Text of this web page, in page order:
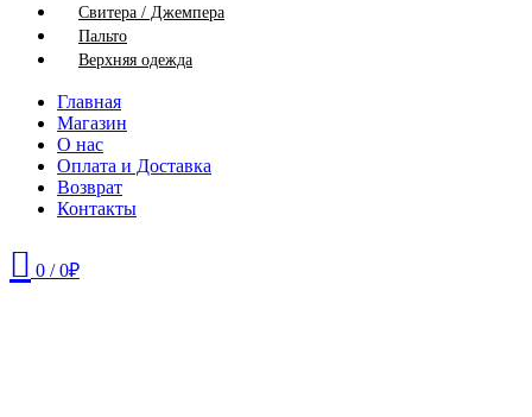
Свитера / Джемпера
Пальто
Верхняя одежда
Главная
Магазин
О нас
Оплата и Доставка
Возврат
Контакты
0 / 0₽